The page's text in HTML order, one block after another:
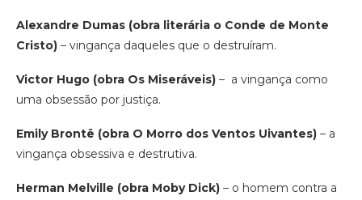
Alexandre Dumas (obra literária o Conde de Monte
Cristo) – vingança daqueles que o destruíram.
Victor Hugo (obra Os Miseráveis) – a vingança como
uma obsessão por justiça.
Emily Brontë (obra O Morro dos Ventos Uivantes) – a
vingança obsessiva e destrutiva.
Herman Melville (obra Moby Dick) – o homem contra a